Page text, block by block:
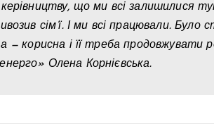
що ми всі залишилися
сім’ї. І ми всі працювали.
— корисна і її треба продовжувати
Олена Корнієвська.